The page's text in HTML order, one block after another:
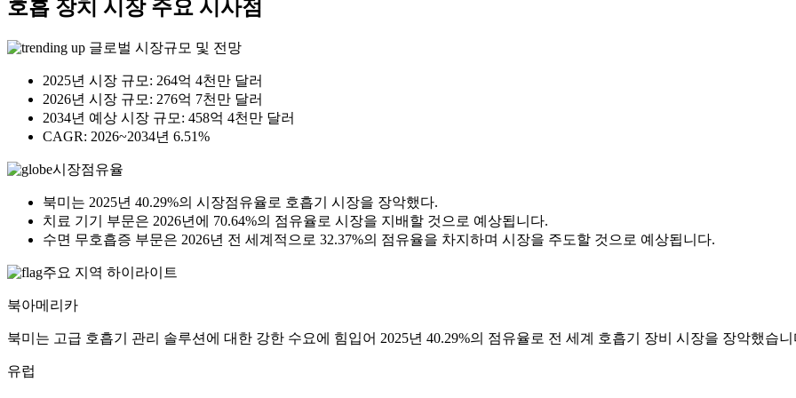
호흡 장치 시장 주요 시사점
글로벌 시장규모 및 전망
2025년 시장 규모: 264억 4천만 달러
2026년 시장 규모: 276억 7천만 달러
2034년 예상 시장 규모: 458억 4천만 달러
CAGR: 2026~2034년 6.51%
시장점유율
북미는 2025년 40.29%의 시장점유율로 호흡기 시장을 장악했다.
치료 기기 부문은 2026년에 70.64%의 점유율로 시장을 지배할 것으로 예상됩니다.
수면 무호흡증 부문은 2026년 전 세계적으로 32.37%의 점유율을 차지하며 시장을 주도할 것으로 예상됩니다.
주요 지역 하이라이트
북아메리카
북미는 고급 호흡기 관리 솔루션에 대한 강한 수요에 힘입어 2025년 40.29%의 점유율로 전 세계 호흡기 장비 시장을 장악했습니
유럽